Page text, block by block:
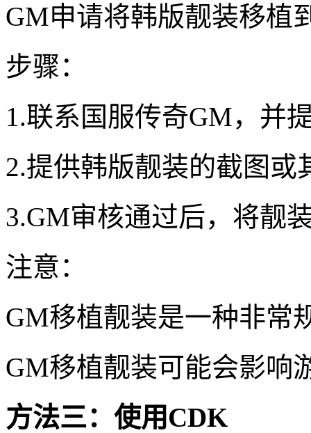
GM申请将韩版靓装移植
步骤：
1.联系国服传奇GM，并
2.提供韩版靓装的截图或
3.GM审核通过后，将靓
注意：
GM移植靓装是一种非常
GM移植靓装可能会影响
方法三：使用CDK